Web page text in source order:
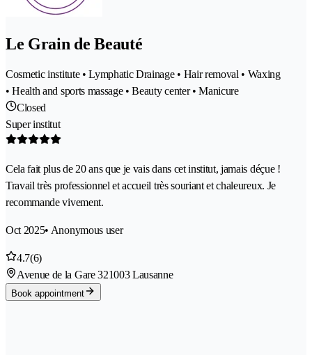
Le Grain de Beauté
Cosmetic institute • Lymphatic Drainage • Hair removal • Waxing
• Health and sports massage • Beauty center • Manicure
Closed
Super institut
Cela fait plus de 20 ans que je vais dans cet institut, jamais déçue !
Travail très professionnel et accueil très souriant et chaleureux. Je
recommande vivement.
Oct 2025• Anonymous user
4.7(6)
Avenue de la Gare 321003 Lausanne
Book appointment